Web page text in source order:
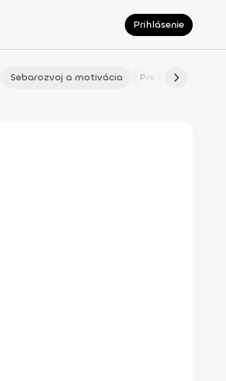
Prihlásenie
Sebarozvoj a motivácia Pre fitmaminky